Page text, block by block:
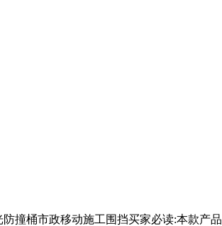
撞桶市政移动施工围挡买家必读:本款产品